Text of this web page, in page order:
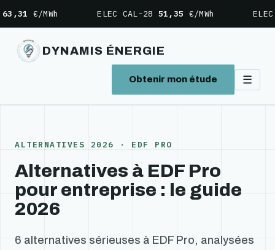
contenu
MWh ELEC CAL-2851,35€/MWh ELEC CAL-
DYNAMIS ÉNERGIE
Obtenir mon étude ☰
ALTERNATIVES 2026 · EDF PRO
Alternatives à EDF Pro
pour entreprise : le guide
2026
6 alternatives sérieuses à EDF Pro, analysées